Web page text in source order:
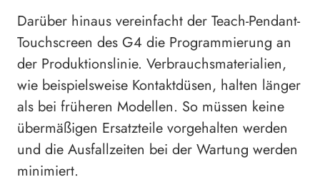
Darüber hinaus vereinfacht der Teach-Pendant-
Touchscreen des G4 die Programmierung an
der Produktionslinie. Verbrauchsmaterialien,
wie beispielsweise Kontaktdüsen, halten länger
als bei früheren Modellen. So müssen keine
übermäßigen Ersatzteile vorgehalten werden
und die Ausfallzeiten bei der Wartung werden
minimiert.